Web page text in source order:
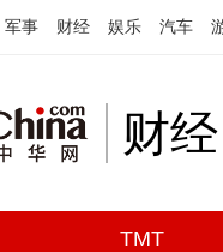
军事 财经 娱乐 汽车
财经
TMT